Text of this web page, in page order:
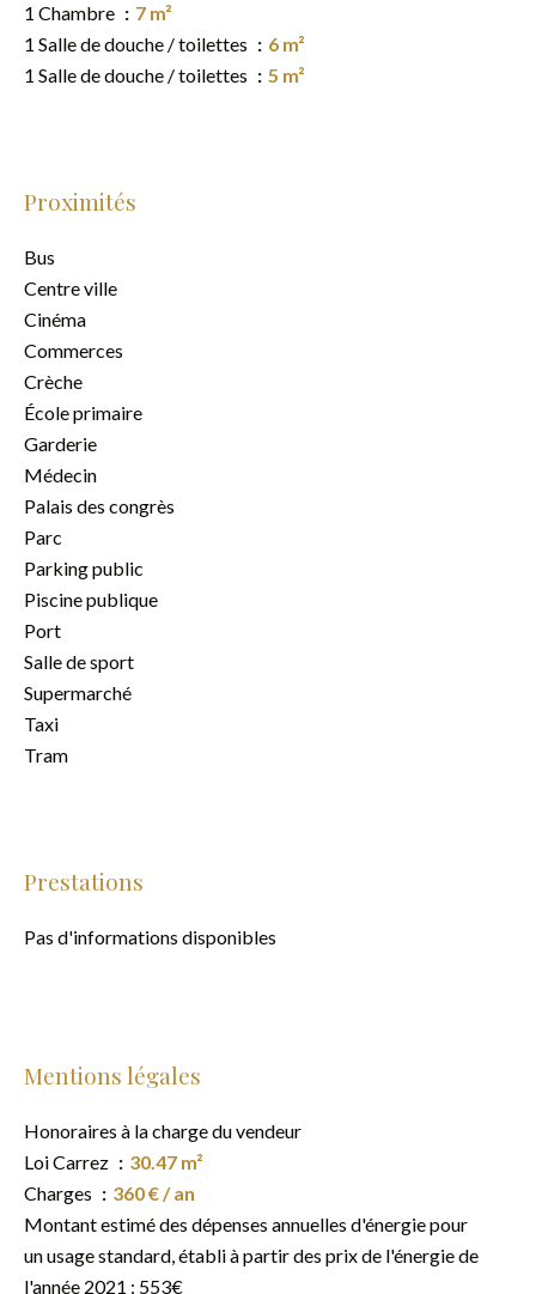
1 Chambre
7 m²
1 Salle de douche / toilettes
6 m²
1 Salle de douche / toilettes
5 m²
Proximités
Bus
Centre ville
Cinéma
Commerces
Crèche
École primaire
Garderie
Médecin
Palais des congrès
Parc
Parking public
Piscine publique
Port
Salle de sport
Supermarché
Taxi
Tram
Prestations
Pas d'informations disponibles
Mentions légales
Honoraires à la charge du vendeur
Loi Carrez
30.47 m²
Charges
360 € / an
Montant estimé des dépenses annuelles d'énergie pour
un usage standard, établi à partir des prix de l'énergie de
l'année 2021 : 553€